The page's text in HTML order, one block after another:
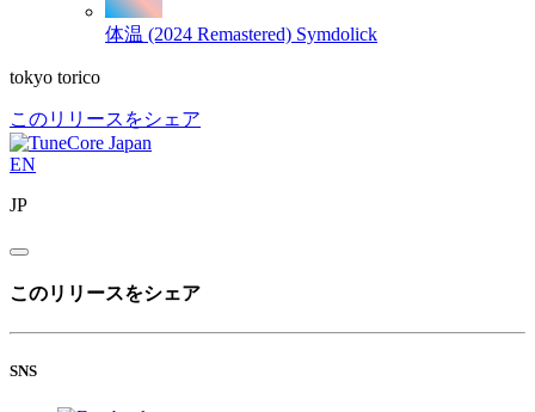
体温 (2024 Remastered) Symdolick
tokyo torico
このリリースをシェア
EN
JP
このリリースをシェア
SNS